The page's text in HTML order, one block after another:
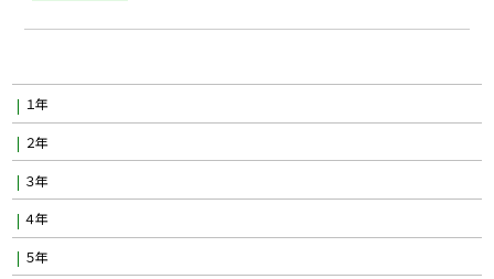
１年
２年
３年
４年
５年